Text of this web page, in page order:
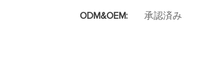
ODM&OEM: 承認済み